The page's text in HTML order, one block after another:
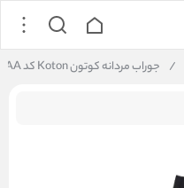
/ جوراب مردانه کوتون Koton کد 5SAM80103AA